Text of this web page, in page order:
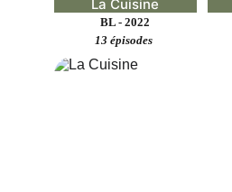
La Cuisine
BL - 2022
13 épisodes